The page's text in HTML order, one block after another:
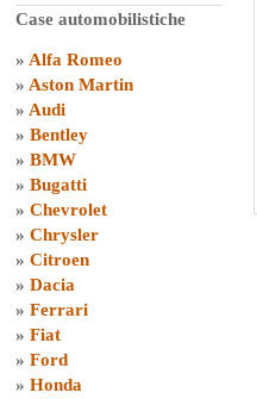
Case automobilistiche
» Alfa Romeo
» Aston Martin
» Audi
» Bentley
» BMW
» Bugatti
» Chevrolet
» Chrysler
» Citroen
» Dacia
» Ferrari
» Fiat
» Ford
» Honda